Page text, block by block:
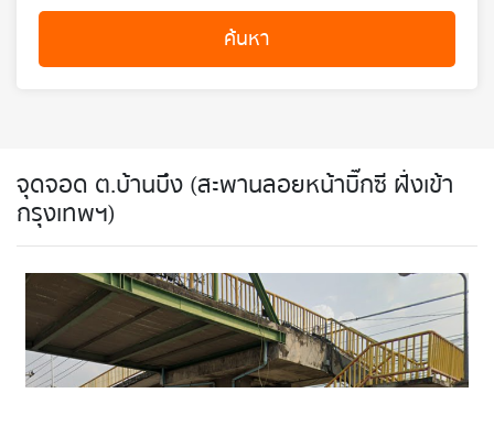
ค้นหา
จุดจอด ต.บ้านบึง (สะพานลอยหน้าบิ๊กซี ฝั่งเข้า
กรุงเทพฯ)